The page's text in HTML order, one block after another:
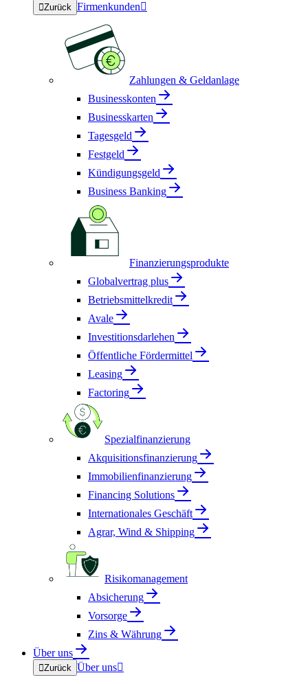
Zurück Firmenkunden
Zahlungen & Geldanlage
Businesskonten
Businesskarten
Tagesgeld
Festgeld
Kündigungsgeld
Business Banking
Finanzierungsprodukte
Globalvertrag plus
Betriebsmittelkredit
Avale
Investitionsdarlehen
Öffentliche Fördermittel
Leasing
Factoring
Spezialfinanzierung
Akquisitionsfinanzierung
Immobilienfinanzierung
Financing Solutions
Internationales Geschäft
Agrar, Wind & Shipping
Risikomanagement
Absicherung
Vorsorge
Zins & Währung
Über uns
Zurück Über uns